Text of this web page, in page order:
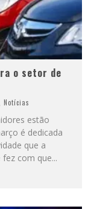
o setor de
Notícias
estão
é dedicada
que a
fez com que...